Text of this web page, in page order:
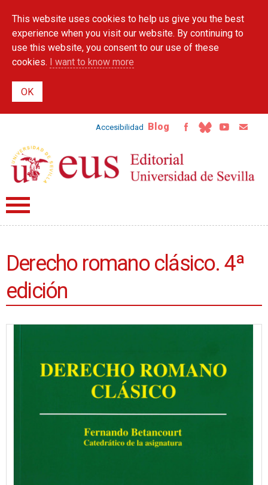
main
content
This website uses cookies to help us give you the best
experience when you visit our website. By continuing to
use this website, you consent to our use of these
cookies. I want to know more
Accesibilidad Blog
Derecho romano clásico. 4ª
edición